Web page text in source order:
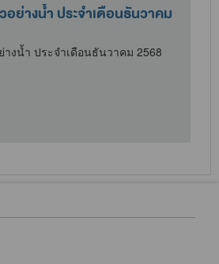
ะชาชนในช่วงวันหยุดเทศกาล
าชนในช่วงวันหยุดเทศกาลปีใหม่